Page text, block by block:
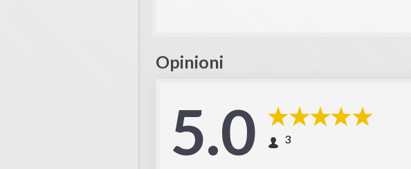
Opinioni
5.0 3